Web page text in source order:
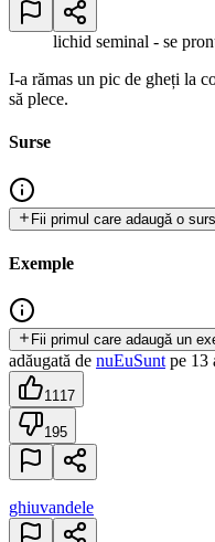
lichid seminal - se
I-a rămas un pic de gheți la
să plece.
Surse
Fii primul care adaugă o
Exemple
Fii primul care adaugă un
adăugată de nuEuSunt pe 13
1117
195
ghiuvandele